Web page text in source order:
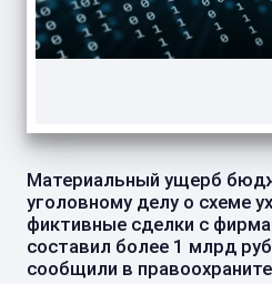
Материальный ущерб
уголовному делу о схеме
фиктивные сделки с
составил более 1 млрд
сообщили в